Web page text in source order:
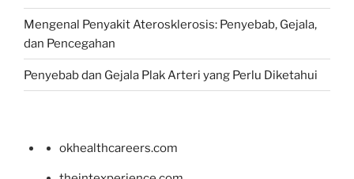
Mengenal Penyakit Aterosklerosis: Penyebab, Gejala,
dan Pencegahan
Penyebab dan Gejala Plak Arteri yang Perlu Diketahui
okhealthcareers.com